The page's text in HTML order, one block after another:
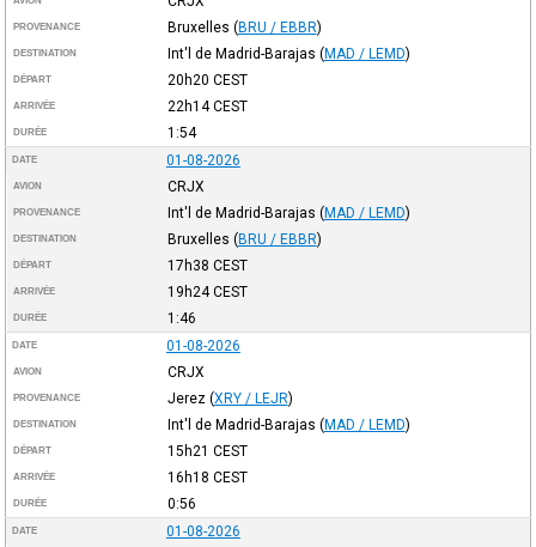
PROVENANCE Bruxelles (BRU / EBBR)
DESTINATION Int'l de Madrid-Barajas (MAD / LEMD)
DÉPART 20h20 CEST
ARRIVÉE 22h14CEST
DURÉE 1:54
DATE 01-08-2026
AVION CRJX
PROVENANCE Int'l de Madrid-Barajas (MAD / LEMD)
DESTINATION Bruxelles (BRU / EBBR)
DÉPART 17h38 CEST
ARRIVÉE 19h24CEST
DURÉE 1:46
DATE 01-08-2026
AVION CRJX
PROVENANCE Jerez (XRY / LEJR)
DESTINATION Int'l de Madrid-Barajas (MAD / LEMD)
DÉPART 15h21 CEST
ARRIVÉE 16h18 CEST
DURÉE 0:56
DATE 01-08-2026